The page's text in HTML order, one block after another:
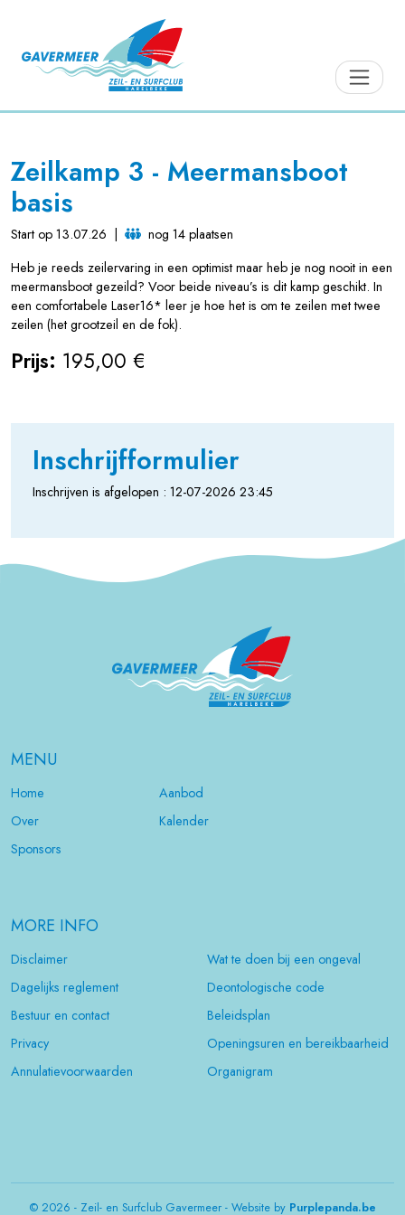
Zeilkamp 3 - Meermansboot
basis
Start op 13.07.26
nog 14 plaatsen
Heb je reeds zeilervaring in een optimist maar heb je nog nooit in een
meermansboot gezeild? Voor beide niveau’s is dit kamp geschikt. In
een comfortabele Laser16* leer je hoe het is om te zeilen met twee
zeilen (het grootzeil en de fok).
Prijs: 195,00 €
Inschrijfformulier
Inschrijven is afgelopen : 12-07-2026 23:45
MENU
Home
Aanbod
Over
Kalender
Sponsors
MORE INFO
Disclaimer
Wat te doen bij een ongeval
Dagelijks reglement
Deontologische code
Bestuur en contact
Beleidsplan
Privacy
Openingsuren en bereikbaarheid
Annulatievoorwaarden
Organigram
© 2026 - Zeil- en Surfclub Gavermeer - Website by Purplepanda.be